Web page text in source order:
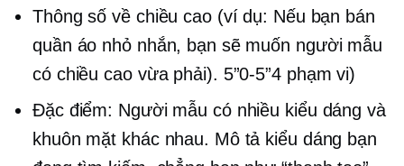
Thông số về chiều cao (ví dụ: Nếu bạn bán
quần áo nhỏ nhắn, bạn sẽ muốn người mẫu
có chiều cao vừa phải). 5”0-5”4phạm vi)
Đặc điểm: Người mẫu có nhiều kiểu dáng và
khuôn mặt khác nhau. Mô tả kiểu dáng bạn